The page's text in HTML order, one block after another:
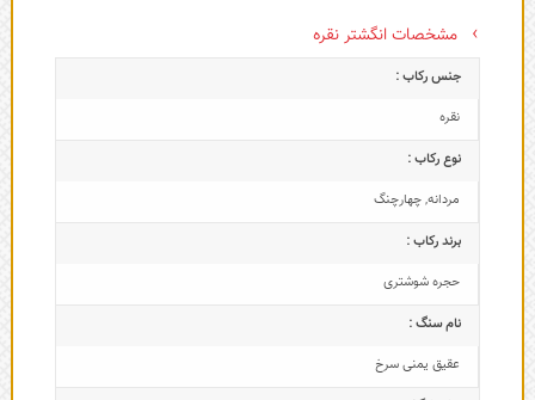
مشخصات انگشتر نقره
جنس رکاب :
نقره
نوع رکاب :
مردانه,چهارچنگ
برند رکاب :
حجره شوشتری
نام سنگ :
عقیق یمنی سرخ